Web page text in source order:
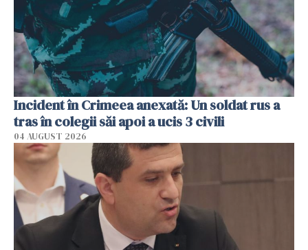
Incident în Crimeea anexată: Un soldat rus a
tras în colegii săi apoi a ucis 3 civili
04 AUGUST 2026